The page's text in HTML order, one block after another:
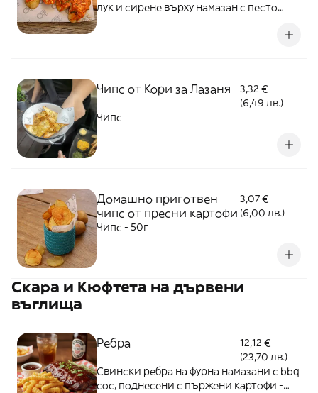
лук и сирене върху намазан с песто
Чипс от Кори за Лазаня
3,32 €
(6,49 лв.)
Чипс
Домашно приготвен
чипс от пресни картофи
3,07 €
(6,00 лв.)
Чипс - 50г
Скара и Кюфтета на дървени
въглища
Ребра
12,12 €
(23,70 лв.)
Свински ребра на фурна намазани с bbq
сос, поднесени с пържени картофи -